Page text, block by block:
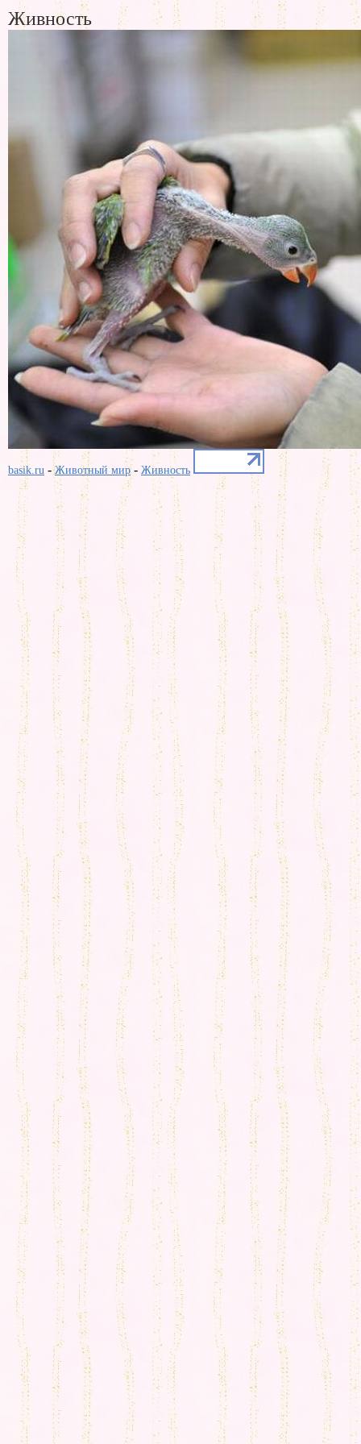
Живность
basik.ru -Животный мир- Живность